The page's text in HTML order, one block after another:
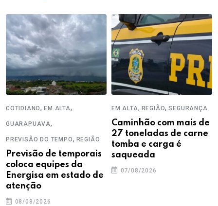
COTIDIANO,EM ALTA,
GUARAPUAVA,
PREVISÃO DO TEMPO, REGIÃO
Previsão de temporais
coloca equipes da
Energisa em estado de
atenção
08/08/2026
EM ALTA, REGIÃO,SEGURANÇA
Caminhão com mais de
27 toneladas de carne
tomba e carga é
saqueada
07/08/2026